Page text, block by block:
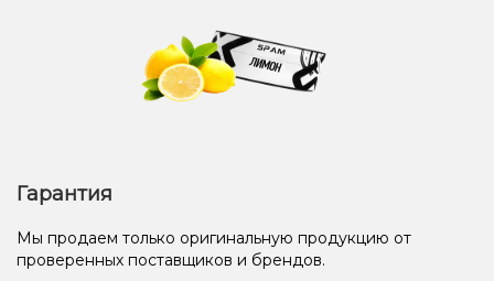
Гарантия
Мы продаем только оригинальную продукцию от
проверенных поставщиков и брендов.